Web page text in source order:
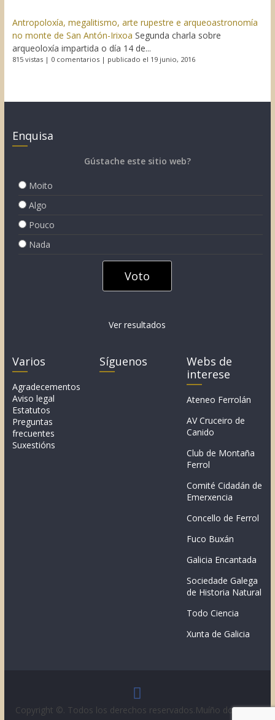
Antropoloxía, megalitismo, arte rupestre e arqueoastronomía
no monte de San Antón-Irixoa Segunda charla sobre
arqueoloxía impartida o día 14 de...
815 vistas| 0 comentarios| publicado el 19 junio, 2016
Enquisa
Gústache este sitio web?
Moito
Algo
Pouco
Nada
Ver resultados
Varios
Agradecementos
Aviso legal
Estatutos
Preguntas
frecuentes
Suxestións
Síguenos
Webs de
interese
Ateneo Ferrolán
AV Cruceiro de
Canido
Club de Montaña
Ferrol
Comité Cidadán de
Emerxencia
Concello de Ferrol
Fuco Buxán
Galicia Encantada
Sociedade Galega
de Historia Natural
Todo Ciencia
Xunta de Galicia